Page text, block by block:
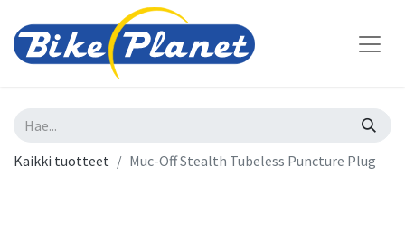
Kaikki tuotteet Muc-Off Stealth Tubeless Puncture Plug